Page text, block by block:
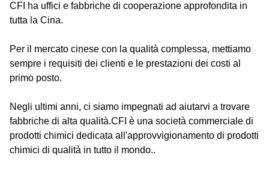
CFI ha uffici e fabbriche di cooperazione approfondita in
tutta la Cina.
Per il mercato cinese con la qualità complessa, mettiamo
sempre i requisiti dei clienti e le prestazioni dei costi al
primo posto.
Negli ultimi anni, ci siamo impegnati ad aiutarvi a trovare
fabbriche di alta qualità.CFI è una società commerciale di
prodotti chimici dedicata all'approvvigionamento di prodotti
chimici di qualità in tutto il mondo..